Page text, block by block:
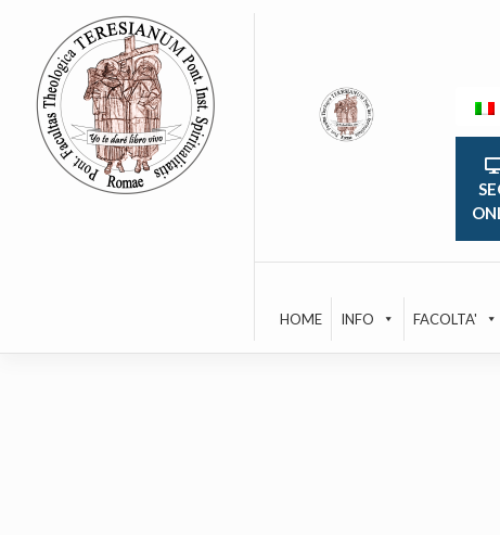
content
HOME INFO FACOLTA'